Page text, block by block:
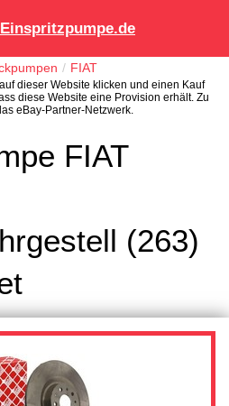
FIAT
dieser Website klicken und einen Kauf
diese Website eine Provision erhält. Zu
eBay-Partner-Netzwerk.
FIAT
(263)